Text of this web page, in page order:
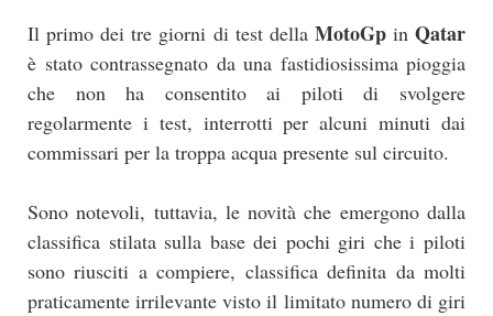
Il primo dei tre giorni di test della MotoGpinQatar
è stato contrassegnato da una fastidiosissima pioggia
che non ha consentito ai piloti di svolgere
regolarmente i test, interrotti per alcuni minuti dai
commissari per la troppa acqua presente sul circuito.
Sono notevoli, tuttavia, le novità che emergono dalla
classifica stilata sulla base dei pochi giri che i piloti
sono riusciti a compiere, classifica definita da molti
praticamente irrilevante visto il limitato numero di giri